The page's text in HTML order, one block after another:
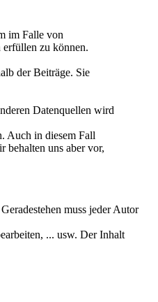
im Falle von
erfüllen zu können.
der Beiträge. Sie
Datenquellen wird
Auch in diesem Fall
behalten uns aber vor,
muss jeder Autor
... usw. Der Inhalt